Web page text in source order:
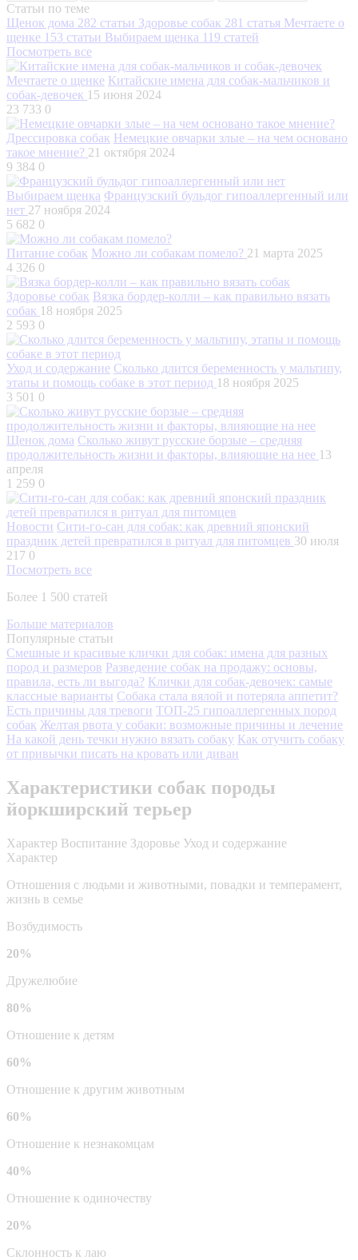
Статьи по теме
Щенок дома 282 статьи Здоровье собак 281 статья Мечтаете о
щенке 153 статьи Выбираем щенка 119 статей
Посмотреть все
Мечтаете о щенке Китайские имена для собак-мальчиков и
собак-девочек 15 июня 2024
23 733 0
Дрессировка собак Немецкие овчарки злые – на чем основано
такое мнение? 21 октября 2024
9 384 0
Выбираем щенка Французский бульдог гипоаллергенный или
нет 27 ноября 2024
5 682 0
Питание собак Можно ли собакам помело? 21 марта 2025
4 326 0
Здоровье собак Вязка бордер-колли – как правильно вязать
собак 18 ноября 2025
2 593 0
Уход и содержание Сколько длится беременность у мальтипу,
этапы и помощь собаке в этот период 18 ноября 2025
3 501 0
Щенок дома Сколько живут русские борзые – средняя
продолжительность жизни и факторы, влияющие на нее 13
апреля
1 259 0
Новости Сити-го-сан для собак: как древний японский
праздник детей превратился в ритуал для питомцев 30 июля
217 0
Посмотреть все
Более 1 500 статей
Больше материалов
Популярные статьи
Смешные и красивые клички для собак: имена для разных
пород и размеров Разведение собак на продажу: основы,
правила, есть ли выгода? Клички для собак-девочек: самые
классные варианты Собака стала вялой и потеряла аппетит?
Есть причины для тревоги ТОП-25 гипоаллергенных пород
собак Желтая рвота у собаки: возможные причины и лечение
На какой день течки нужно вязать собаку Как отучить собаку
от привычки писать на кровать или диван
Характеристики собак породы
йоркширский терьер
Характер Воспитание Здоровье Уход и содержание
Характер
Отношения с людьми и животными, повадки и темперамент,
жизнь в семье
Возбудимость
20%
Дружелюбие
80%
Отношение к детям
60%
Отношение к другим животным
60%
Отношение к незнакомцам
40%
Отношение к одиночеству
20%
Склонность к лаю